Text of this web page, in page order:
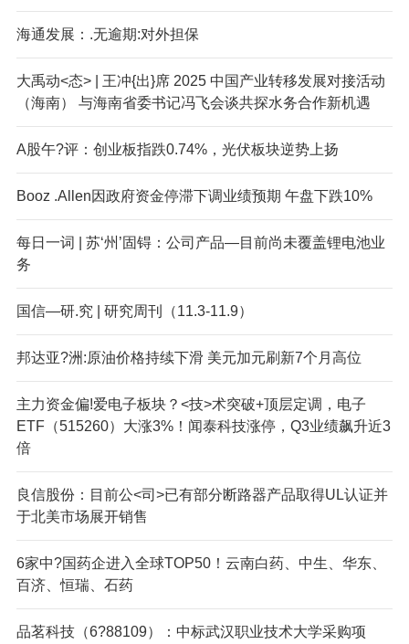
海通发展：.无逾期:对外担保
大禹动<态> | 王冲{出}席 2025 中国产业转移发展对接活动
（海南） 与海南省委书记冯飞会谈共探水务合作新机遇
A股午?评：创业板指跌0.74%，光伏板块逆势上扬
Booz .Allen因政府资金停滞下调业绩预期 午盘下跌10%
每日一词 | 苏‘州’固锝：公司产品—目前尚未覆盖锂电池业
务
国信—研.究 | 研究周刊（11.3-11.9）
邦达亚?洲:原油价格持续下滑 美元加元刷新7个月高位
主力资金偏!爱电子板块？<技>术突破+顶层定调，电子
ETF（515260）大涨3%！闻泰科技涨停，Q3业绩飙升近3
倍
良信股份：目前公<司>已有部分断路器产品取得UL认证并
于北美市场展开销售
6家中?国药企进入全球TOP50！云南白药、中生、华东、
百济、恒瑞、石药
品茗科技（6?88109）：中标武汉职业技术大学采购项